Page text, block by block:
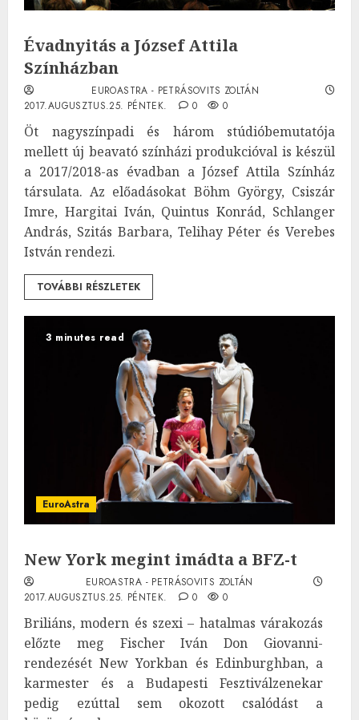
Évadnyitás a József Attila
Színházban
EUROASTRA - PETRÁSOVITS ZOLTÁN
2017.AUGUSZTUS.25. PÉNTEK.
0 0
Öt nagyszínpadi és három stúdióbemutatója
mellett új beavató színházi produkcióval is készül
a 2017/2018-as évadban a József Attila Színház
társulata. Az előadásokat Böhm György, Csiszár
Imre, Hargitai Iván, Quintus Konrád, Schlanger
András, Szitás Barbara, Telihay Péter és Verebes
István rendezi.
TOVÁBBI RÉSZLETEK
3 minutes read
EuroAstra
New York megint imádta a BFZ-t
EUROASTRA - PETRÁSOVITS ZOLTÁN
2017.AUGUSZTUS.25. PÉNTEK.
0 0
Briliáns, modern és szexi – hatalmas várakozás
előzte meg Fischer Iván Don Giovanni-
rendezését New Yorkban és Edinburghban, a
karmester és a Budapesti Fesztiválzenekar
pedig ezúttal sem okozott csalódást a